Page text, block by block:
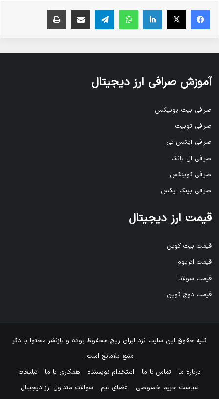
فیس بوک X لینکدین واتس آپ تلگرام ارسال ایمیل چاپ
آموزش صرافی ارز دیجیتال
صرافی بیت یونیکس
صرافی توبیت
صرافی ایکس تی
صرافی ال بانک
صرافی کوینکس
صرافی بینگ ایکس
قیمت ارز دیجیتال
قیمت بیت کوین
قیمت اتریوم
قیمت سولانا
قیمت دوج کوین
کلیه حقوق این سایت نزد ایران ریچ محفوظ بوده و بازنشر محتوا با ذکر
منبع بلامانع است.
درباره ما
تماس با ما استخدام نویسنده همکاری با ما
تبلیغات
سیاست حریم خصوصی
اعضای تیم سوالات متداول ارز دیجیتال